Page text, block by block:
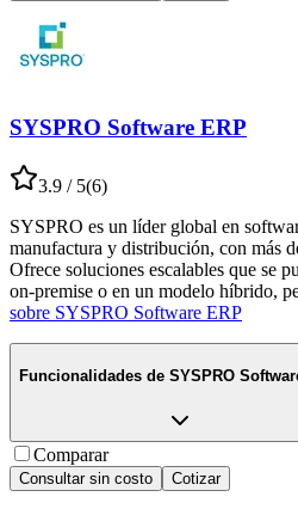
SYSPRO Software ERP
3.9 / 5(6)
SYSPRO es un líder global en
manufactura y distribución, con más
Ofrece soluciones escalables que se
on-premise o en un modelo híbrido,
sobre SYSPRO Software ERP
Funcionalidades de SYSPRO
Comparar
Consultar sin costo Cotizar